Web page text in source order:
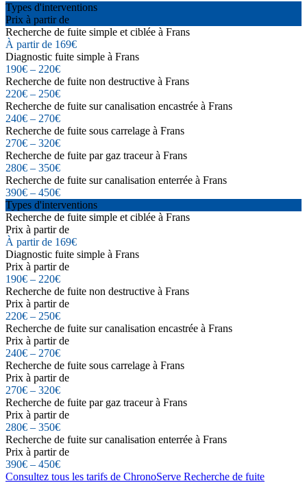
Types d'interventions
Prix à partir de
Recherche de fuite simple et ciblée à Frans
À partir de 169€
Diagnostic fuite simple à Frans
190€ – 220€
Recherche de fuite non destructive à Frans
220€ – 250€
Recherche de fuite sur canalisation encastrée à Frans
240€ – 270€
Recherche de fuite sous carrelage à Frans
270€ – 320€
Recherche de fuite par gaz traceur à Frans
280€ – 350€
Recherche de fuite sur canalisation enterrée à Frans
390€ – 450€
Types d'interventions
Recherche de fuite simple et ciblée à Frans
Prix à partir de
À partir de 169€
Diagnostic fuite simple à Frans
Prix à partir de
190€ – 220€
Recherche de fuite non destructive à Frans
Prix à partir de
220€ – 250€
Recherche de fuite sur canalisation encastrée à Frans
Prix à partir de
240€ – 270€
Recherche de fuite sous carrelage à Frans
Prix à partir de
270€ – 320€
Recherche de fuite par gaz traceur à Frans
Prix à partir de
280€ – 350€
Recherche de fuite sur canalisation enterrée à Frans
Prix à partir de
390€ – 450€
Consultez tous les tarifs de ChronoServe Recherche de fuite